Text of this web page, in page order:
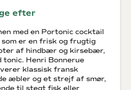
efter
med en Portonic cocktail
er en frisk og frugtig
af hindbær og kirsebær,
Henri Bonnerue
klassisk fransk
æbler og et strejf af smør,
til stegt fisk eller